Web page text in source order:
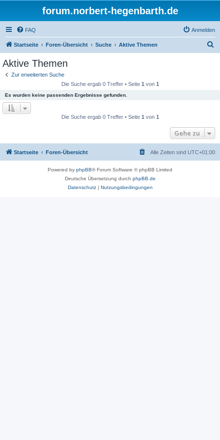
forum.norbert-hegenbarth.de
FAQ Anmelden
Startseite Foren-Übersicht Suche Aktive Themen
Aktive Themen
Zur erweiterten Suche
Die Suche ergab 0 Treffer • Seite 1 von 1
Es wurden keine passenden Ergebnisse gefunden.
Die Suche ergab 0 Treffer • Seite 1 von 1
Gehe zu
Startseite Foren-Übersicht Alle Zeiten sind UTC+01:00
Powered by phpBB® Forum Software © phpBB Limited
Deutsche Übersetzung durch phpBB.de
Datenschutz| Nutzungsbedingungen